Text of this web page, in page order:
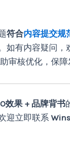
符合内容提交规
如有内容疑问，
审核优化，保障
效果 + 品牌背书
迎立即联系